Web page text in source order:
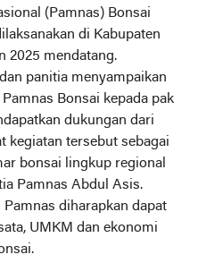
(Pamnas) Bonsai
di Kabupaten
2025 mendatang.
panitia menyampaikan
Bonsai kepada pak
dukungan dari
kegiatan tersebut sebagai
bonsai lingkup regional
Pamnas Abdul Asis.
diharapkan dapat
UMKM dan ekonomi